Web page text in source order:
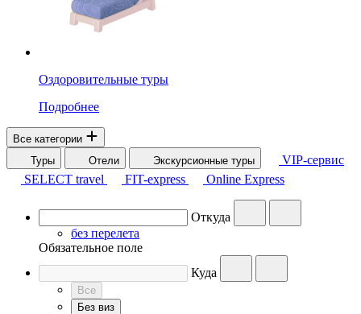
Оздоровительные туры
Подробнее
Все категории
Туры
Отели Экскурсионные туры
VIP-сервис
SELECT travel
FIT-express Online Express
Откуда
без перелета
Обязательное поле
Куда
Все
Без виз